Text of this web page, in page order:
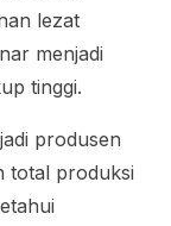
lezat
menjadi
tinggi.
produsen
total produksi